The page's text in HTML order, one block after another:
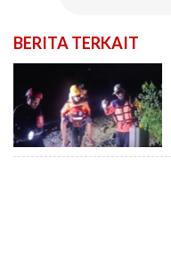
BERITA TERKAIT